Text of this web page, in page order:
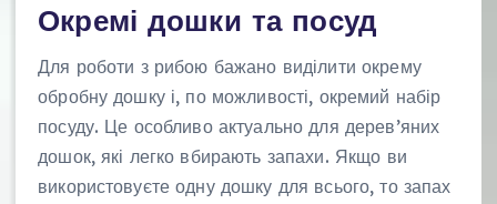
Окремі дошки та посуд
Для роботи з рибою бажано виділити окрему
обробну дошку і, по можливості, окремий набір
посуду. Це особливо актуально для дерев’яних
дошок, які легко вбирають запахи. Якщо ви
використовуєте одну дошку для всього, то запах